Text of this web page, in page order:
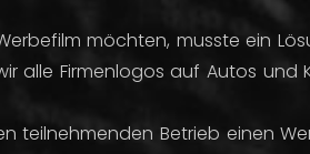
möchten, musste ein
alle Firmenlogos auf Autos und
teilnehmenden Betrieb einen